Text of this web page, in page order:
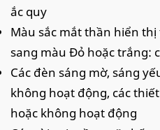
ắc quy
Màu sắc mắt thần hiển
sang màu Đỏ hoặc trắng:
Các đèn sáng mờ, sáng
không hoạt động, các
hoặc không hoạt động